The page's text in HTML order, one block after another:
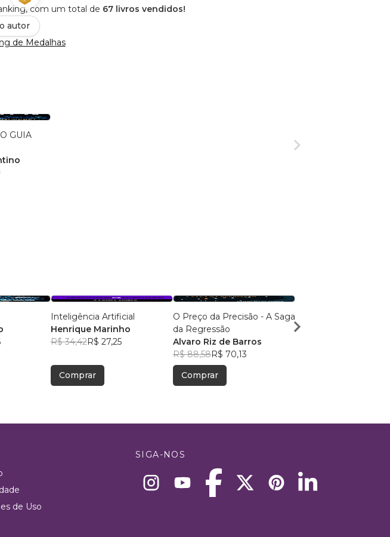
com um total de 67 livros vendidos!
autor
de Medalhas
GUIA
Inteligência Artificial
Henrique Marinho
R$ 34,42R$ 27,25
Comprar
O Preço da Precisão - A Saga
da Regressão
Alvaro Riz de Barros
R$ 88,58R$ 70,13
Comprar
Leandro Maya
de Uso
SIGA-NOS